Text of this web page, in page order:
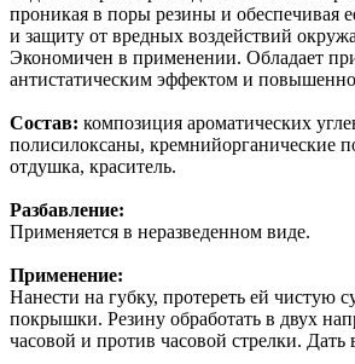
проникая в поры резины и обеспечивая
и защиту от вредных воздействий
Экономичен в применении. Обладает
антистатическим эффектом и
Состав: композиция ароматических
полисилоксаны, кремнийорганические
отдушка, краситель.
Разбавление:
Применяется в неразведенном виде.
Применение:
Нанести на губку, протереть ей чистую
покрышки. Резину обработать в двух
часовой и против часовой стрелки. Дать